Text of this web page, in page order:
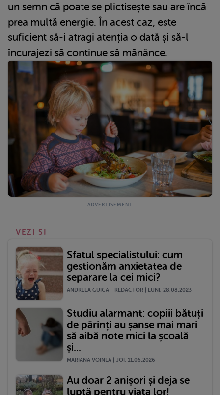
un semn că poate se plictisește sau are încă
prea multă energie. În acest caz, este
suficient să-i atragi atenția o dată și să-l
încurajezi să continue să mănânce.
VEZI SI
Sfatul specialistului: cum
gestionăm anxietatea de
separare la cei mici?
ANDREEA GUICA - REDACTOR | LUNI, 28.08.2023
Studiu alarmant: copiii bătuți
de părinți au șanse mai mari
să aibă note mici la școală
și...
MARIANA VOINEA | JOI, 11.06.2026
Au doar 2 anișori și deja se
luptă pentru viața lor!